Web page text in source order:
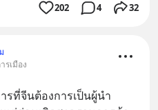
202 4 32
รเมือง
รที่จีนต้องการเป็นผู้นำ